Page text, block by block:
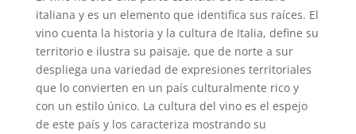
italiana y es un elemento que identifica sus raíces. El
vino cuenta la historia y la cultura de Italia, define su
territorio e ilustra su paisaje, que de norte a sur
despliega una variedad de expresiones territoriales
que lo convierten en un país culturalmente rico y
con un estilo único. La cultura del vino es el espejo
de este país y los caracteriza mostrando su